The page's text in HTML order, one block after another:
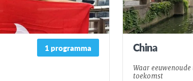
1 programma China
Waar
toekomst